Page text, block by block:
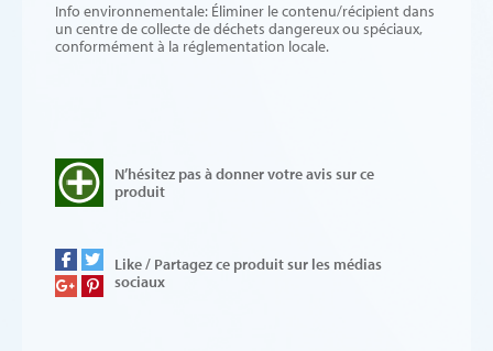
Info environnementale: Éliminer le contenu/récipient dans
un centre de collecte de déchets dangereux ou spéciaux,
conformément à la réglementation locale.
N’hésitez pas à donner votre avis sur ce
produit
Like / Partagez ce produit sur les médias
sociaux